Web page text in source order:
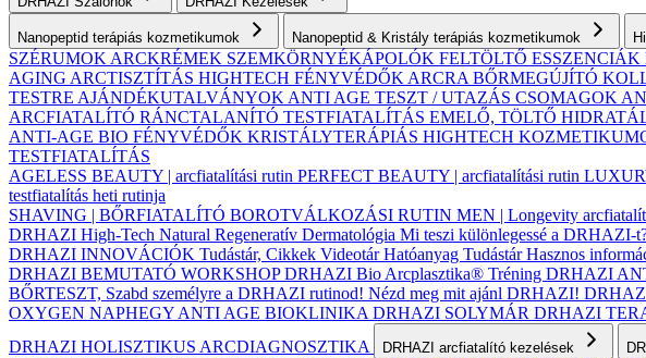
Nanopeptid terápiás kozmetikumok Nanopeptid & Kristály terápiás kozmetikumok
SZÉRUMOK ARCKRÉMEK SZEMKÖRNYÉKÁPOLÓK FELTÖLTŐ ESSZENCIÁK
AGING ARCTISZTÍTÁS HIGHTECH FÉNYVÉDŐK ARCRA BŐRMEGÚJÍTÓ
TESTRE AJÁNDÉKUTALVÁNYOK ANTI AGE TESZT / UTAZÁS CSOMAGOK
ARCFIATALÍTÓ RÁNCTALANÍTÓ TESTFIATALÍTÁS EMELŐ, TÖLTŐ
ANTI-AGE BIO FÉNYVÉDŐK KRISTÁLYTERÁPIÁS HIGHTECH
TESTFIATALÍTÁS
AGELESS BEAUTY | arcfiatalítási rutin PERFECT BEAUTY | arcfiatalítási rutin
testfiatalítás heti rutinja
SHAVING | BŐRFIATALÍTÓ BOROTVÁLKOZÁSI RUTIN MEN | Longevity
DRHAZI High-Tech Natural Regeneratív Dermatológia Mi teszi különlegessé a DRHAZI-
DRHAZI INNOVÁCIÓK Tudástár, Cikkek VideotárHatóanyag TudástárHasznos
DRHAZI BEMUTATÓ WORKSHOPDRHAZI Bio Arcplasztika® Tréning DRHAZI
BŐRTESZT, Szabd személyre a DRHAZI rutinod! Nézd meg mit ajánl DRHAZI!
OXYGEN NAPHEGY ANTI AGE BIOKLINIKA DRHAZI SOLYMÁR DRHAZI
DRHAZI HOLISZTIKUS ARCDIAGNOSZTIKA
DRHAZI arcfiatalító kezelések